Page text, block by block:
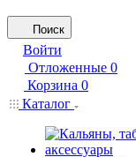
Поиск
Войти
Отложенные 0
Корзина 0
Каталог